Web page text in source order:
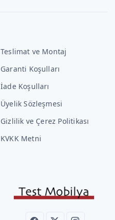
Teslimat ve Montaj
Garanti Koşulları
İade Koşulları
Üyelik Sözleşmesi
Gizlilik ve Çerez Politikası
KVKK Metni